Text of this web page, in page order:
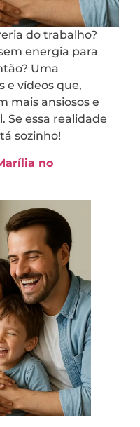
do trabalho?
energia para
Uma
e vídeos que,
mais ansiosos e
Se essa realidade
sozinho!
no